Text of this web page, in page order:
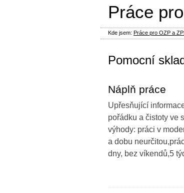
Pomocní
Náplň práce
Upřesňující
pořádku a čistoty ve
výhody: práci v
a dobu
dny, bez víkendů,5
Práce
Kde jsem: Práce pro OZP a